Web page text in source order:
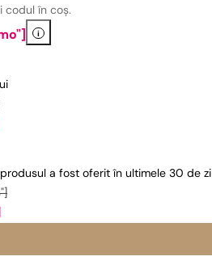
codul în coș.
i
a fost oferit în ultimele 30 de